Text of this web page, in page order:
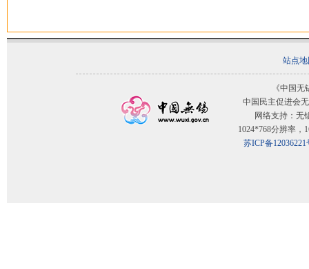
站点
《中国
中国民主促进会
网络支持：无
1024*768分辨率，
苏ICP备12036221